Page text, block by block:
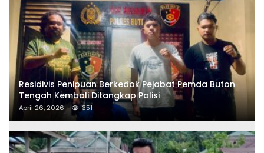
Residivis Penipuan Berkedok Pejabat Pemda Buton
Tengah Kembali Ditangkap Polisi
April 26, 2026 351